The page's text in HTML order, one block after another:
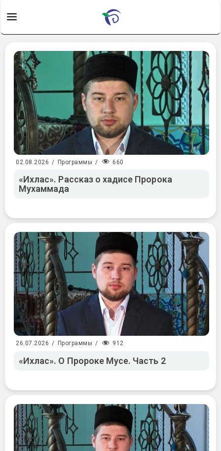
02.08.2026 / Программы / 660
«Ихлас». Рассказ о хадисе Пророка
Мухаммада
26.07.2026 / Программы / 912
«Ихлас». О Пророке Мусе. Часть 2